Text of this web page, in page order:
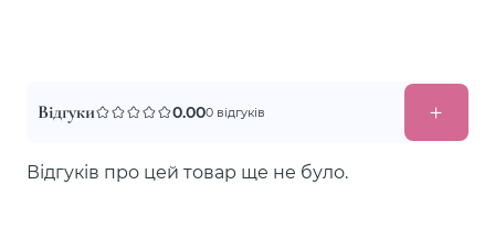
Відгуки 0.000 відгуків
Відгуків про цей товар ще не було.